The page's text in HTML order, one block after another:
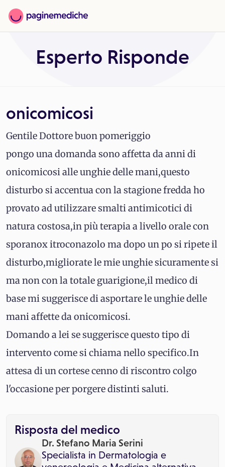
Esperto Risponde
onicomicosi
Gentile Dottore buon pomeriggio
pongo una domanda sono affetta da anni di
onicomicosi alle unghie delle mani,questo
disturbo si accentua con la stagione fredda ho
provato ad utilizzare smalti antimicotici di
natura costosa,in più terapia a livello orale con
sporanox itroconazolo ma dopo un po si ripete il
disturbo,migliorate le mie unghie sicuramente si
ma non con la totale guarigione,il medico di
base mi suggerisce di asportare le unghie delle
mani affette da onicomicosi.
Domando a lei se suggerisce questo tipo di
intervento come si chiama nello specifico.In
attesa di un cortese cenno di riscontro colgo
l'occasione per porgere distinti saluti.
Risposta del medico
Dr. Stefano Maria Serini
Specialista in Dermatologia e